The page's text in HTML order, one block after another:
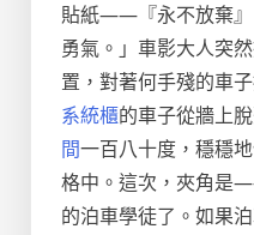
貼紙——『永不放棄』
勇氣。」車影大人突
置，對著何手殘的車
系統櫃的車子從牆上
間一百八十度，穩穩
格中。這次，夾角是
的泊車學徒了。如果